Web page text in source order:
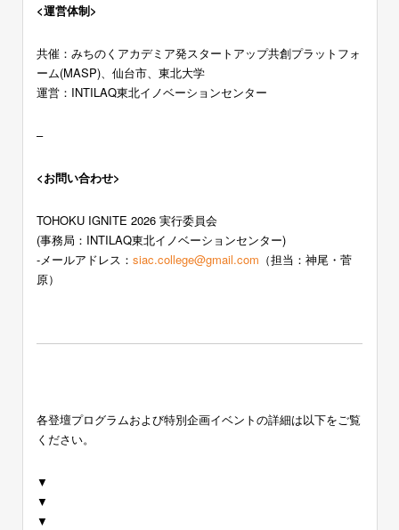
<運営体制>
共催：みちのくアカデミア発スタートアップ共創プラットフォ
ーム(MASP)、仙台市、東北大学
運営：INTILAQ東北イノベーションセンター
–
<お問い合わせ>
TOHOKU IGNITE 2026 実行委員会
(事務局：INTILAQ東北イノベーションセンター)
-メールアドレス：siac.college@gmail.com （担当：神尾・菅
原）
各登壇プログラムおよび特別企画イベントの詳細は以下をご覧
ください。
▼
▼
▼